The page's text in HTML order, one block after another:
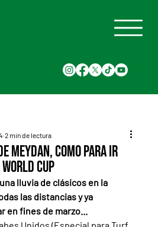
Meydan, como para ir
Cup
2 min de lectura
lluvia de clásicos en la
las distancias y ya
en fines de marzo...